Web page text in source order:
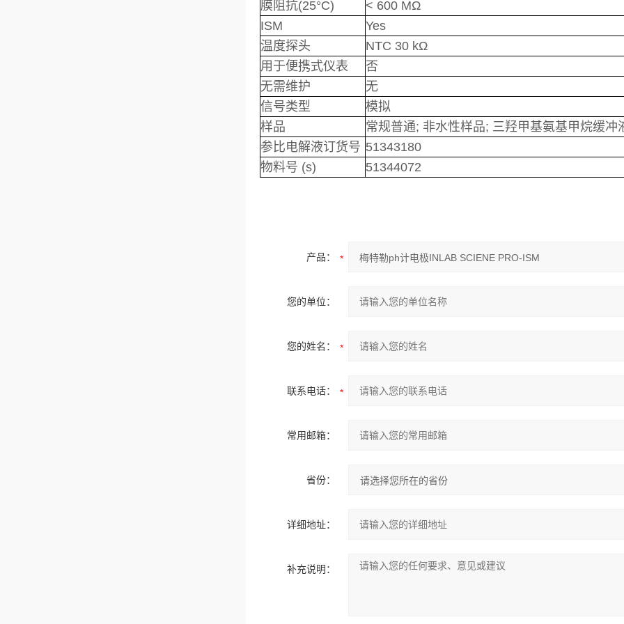
膜阻抗(25°C)
< 600 MΩ
ISM
Yes
温度探头
NTC 30 kΩ
用于便携式仪表
否
无需维护
无
信号类型
模拟
样品
常规普通; 非水性样品; 三羟甲基氨基甲烷缓冲
参比电解液订货号 51343180
物料号 (s)
51344072
产品：
您的单位：
您的姓名：
联系电话：
常用邮箱：
省份：
详细地址：
补充说明：